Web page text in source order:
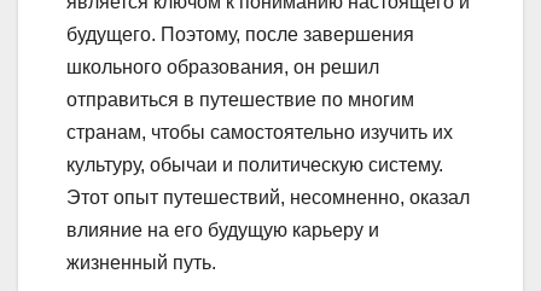
будущего. Поэтому, после завершения
школьного образования, он решил
отправиться в путешествие по многим
странам, чтобы самостоятельно изучить их
культуру, обычаи и политическую систему.
Этот опыт путешествий, несомненно, оказал
влияние на его будущую карьеру и
жизненный путь.